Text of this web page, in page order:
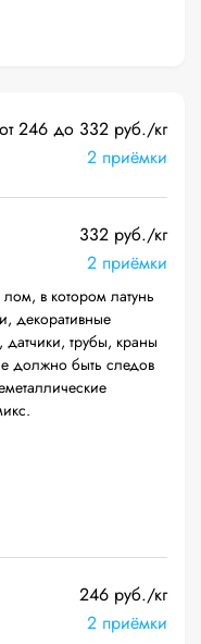
от 246 до 332 руб./кг
2 приёмки
332 руб./кг
2 приёмки
в котором латунь
декоративные
трубы, краны
должно быть следов
246 руб./кг
2 приёмки